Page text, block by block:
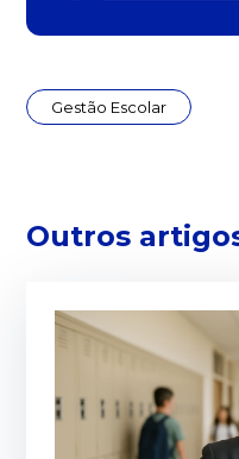
Gestão Escolar
Outros